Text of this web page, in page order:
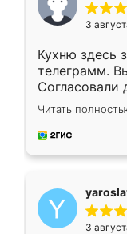
3
Кухню здесь
телеграмм.
Согласовали
недели кухня
довольны
мебель за
Читать
3